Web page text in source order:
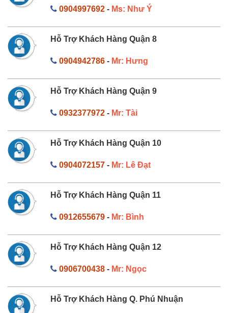
0904997692- Ms: Như Ý
Hỗ Trợ Khách Hàng Quận 8
0904942786- Mr: Hưng
Hỗ Trợ Khách Hàng Quận 9
0932377972- Mr: Tài
Hỗ Trợ Khách Hàng Quận 10
0904072157- Mr: Lê Đạt
Hỗ Trợ Khách Hàng Quận 11
0912655679- Mr: Bình
Hỗ Trợ Khách Hàng Quận 12
0906700438- Mr: Ngọc
Hỗ Trợ Khách Hàng Q. Phú Nhuận